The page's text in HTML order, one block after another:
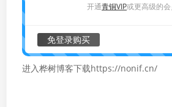
开通青铜VIP或更高级的
免登录购买
进入桦树博客下载https://nonif.cn/